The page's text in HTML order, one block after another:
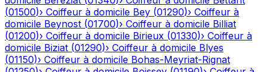
(01500)› Coiffeur à domicile Bey (01290)› Coiffeur à
domicile Beynost (01700)› Coiffeur à domicile Billiat
(01200)› Coiffeur à domicile Birieux (01330)› Coiffeur à
domicile Biziat (01290)› Coiffeur à domicile Blyes
(01150)› Coiffeur à domicile Bohas-Meyriat-Rignat